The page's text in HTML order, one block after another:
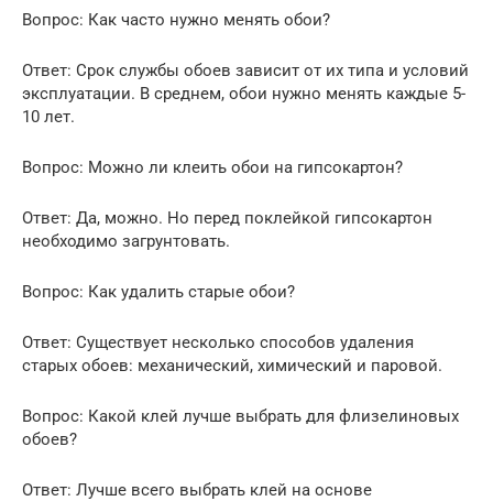
Вопрос: Как часто нужно менять обои?
Ответ: Срок службы обоев зависит от их типа и условий
эксплуатации. В среднем, обои нужно менять каждые 5-
10 лет.
Вопрос: Можно ли клеить обои на гипсокартон?
Ответ: Да, можно. Но перед поклейкой гипсокартон
необходимо загрунтовать.
Вопрос: Как удалить старые обои?
Ответ: Существует несколько способов удаления
старых обоев: механический, химический и паровой.
Вопрос: Какой клей лучше выбрать для флизелиновых
обоев?
Ответ: Лучше всего выбрать клей на основе